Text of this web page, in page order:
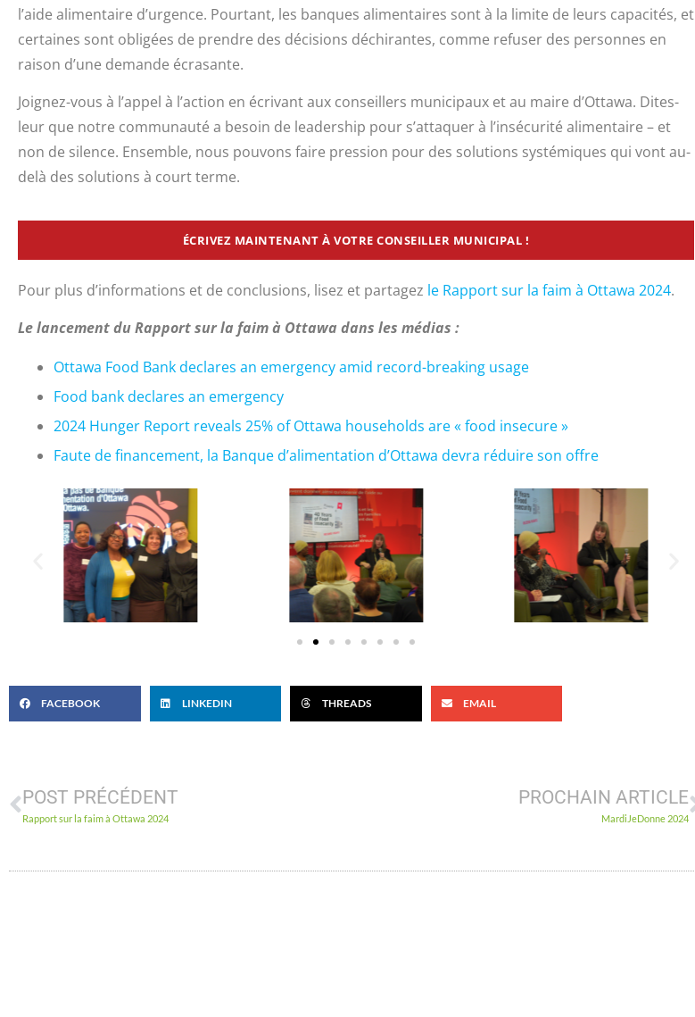
l’aide alimentaire d’urgence. Pourtant, les banques alimentaires sont à la limite de leurs capacités, et
certaines sont obligées de prendre des décisions déchirantes, comme refuser des personnes en
raison d’une demande écrasante.
Joignez-vous à l’appel à l’action en écrivant aux conseillers municipaux et au maire d’Ottawa. Dites-
leur que notre communauté a besoin de leadership pour s’attaquer à l’insécurité alimentaire – et
non de silence. Ensemble, nous pouvons faire pression pour des solutions systémiques qui vont au-
delà des solutions à court terme.
ÉCRIVEZ MAINTENANT À VOTRE CONSEILLER MUNICIPAL !
Pour plus d’informations et de conclusions, lisez et partagez le Rapport sur la faim à Ottawa 2024.
Le lancement du Rapport sur la faim à Ottawa dans les médias :
Ottawa Food Bank declares an emergency amid record-breaking usage
Food bank declares an emergency
2024 Hunger Report reveals 25% of Ottawa households are « food insecure »
Faute de financement, la Banque d’alimentation d’Ottawa devra réduire son offre
FACEBOOK LINKEDIN THREADS EMAIL
POST PRÉCÉDENT
Rapport sur la faim à Ottawa 2024
PROCHAIN ARTICLE
MardiJeDonne 2024